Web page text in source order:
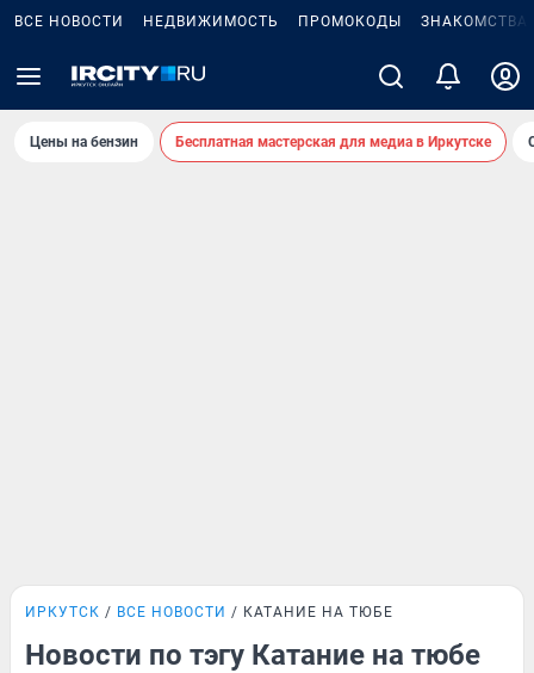
ВСЕ НОВОСТИ НЕДВИЖИМОСТЬ ПРОМОКОДЫ ЗНАКОМСТВА
Цены на бензин Бесплатная мастерская для медиа в Иркутске
ИРКУТСК ВСЕ НОВОСТИ КАТАНИЕ НА ТЮБЕ
Новости по тэгу Катание на тюбе